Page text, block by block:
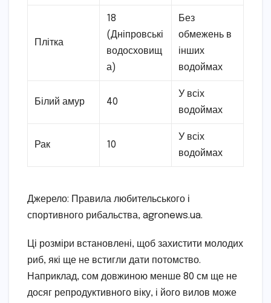
Плітка
18
(Дніпровські
водосховищ
а)
Без
обмежень в
інших
водоймах
Білий амур 40
У всіх
водоймах
Рак 10
У всіх
водоймах
Джерело: Правила любительського і
спортивного рибальства, agronews.ua.
Ці розміри встановлені, щоб захистити молодих
риб, які ще не встигли дати потомство.
Наприклад, сом довжиною менше 80 см ще не
досяг репродуктивного віку, і його вилов може